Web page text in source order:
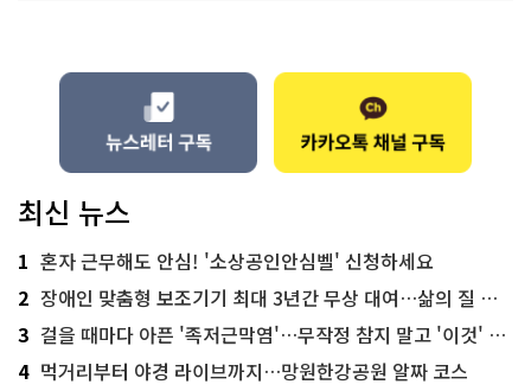
최신 뉴스
1 혼자 근무해도 안심! '소상공인안심벨' 신청하세요
2 장애인 맞춤형 보조기기 최대 3년간 무상 대여…삶의 질 높인다
3 걸을 때마다 아픈 '족저근막염'…무작정 참지 말고 '이것' 해보세요!
4 먹거리부터 야경 라이브까지…망원한강공원 알짜 코스